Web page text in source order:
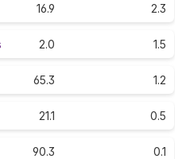
16.9 2.3
2.0 1.5
65.3 1.2
21.1 0.5
90.3 0.1